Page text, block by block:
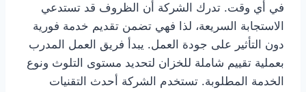
في أي وقت. تدرك الشركة أن الظروف قد تستدعي
الاستجابة السريعة، لذا فهي تضمن تقديم خدمة فورية
دون التأثير على جودة العمل. يبدأ فريق العمل المدرب
بعملية تقييم شاملة للخزان لتحديد مستوى التلوث ونوع
الخدمة المطلوبة. تستخدم الشركة أحدث التقنيات